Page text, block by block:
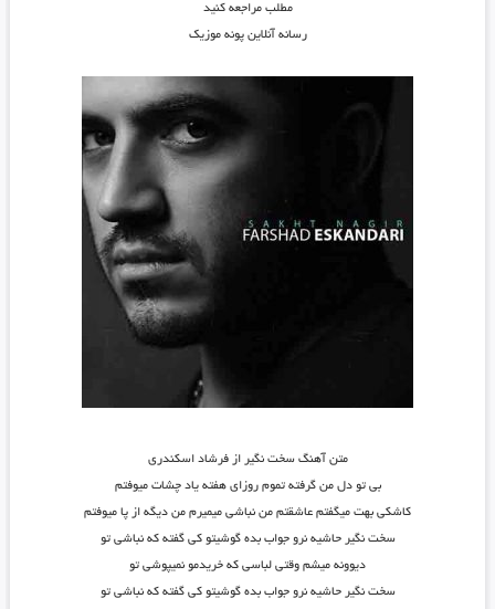
مطلب مراجعه کنید
رسانه آنلاین پونه موزیک
متن آهنگ سخت نگیر از فرشاد اسکندری
بی تو دل من گرفته تموم روزای هفته یاد چشات میوفتم
کاشکی بهت میگفتم عاشقتم من نباشی میمیرم من دیگه از پا میوفتم
سخت نگیر حاشیه نرو جواب بده گوشیتو کی گفته که نباشی تو
دیوونه میشم وقتی لباسی که خریدمو نمیپوشی تو
سخت نگیر حاشیه نرو جواب بده گوشیتو کی گفته که نباشی تو